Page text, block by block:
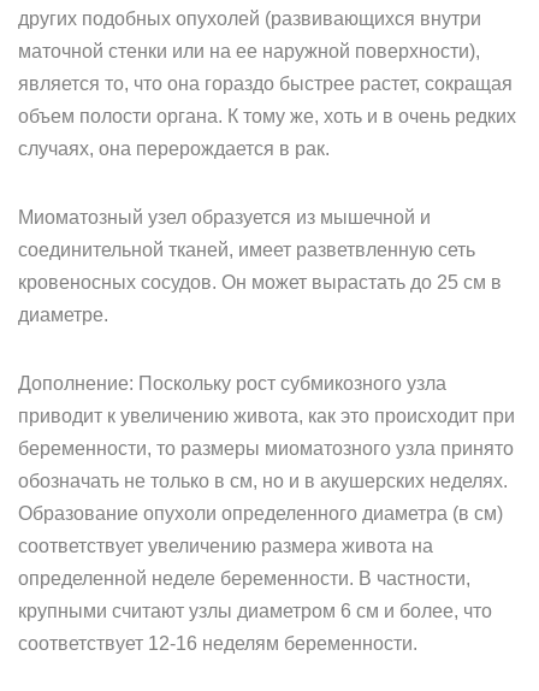
других подобных опухолей (развивающихся внутри
маточной стенки или на ее наружной поверхности),
является то, что она гораздо быстрее растет, сокращая
объем полости органа. К тому же, хоть и в очень редких
случаях, она перерождается в рак.
Миоматозный узел образуется из мышечной и
соединительной тканей, имеет разветвленную сеть
кровеносных сосудов. Он может вырастать до 25 см в
диаметре.
Дополнение: Поскольку рост субмикозного узла
приводит к увеличению живота, как это происходит при
беременности, то размеры миоматозного узла принято
обозначать не только в см, но и в акушерских неделях.
Образование опухоли определенного диаметра (в см)
соответствует увеличению размера живота на
определенной неделе беременности. В частности,
крупными считают узлы диаметром 6 см и более, что
соответствует 12-16 неделям беременности.